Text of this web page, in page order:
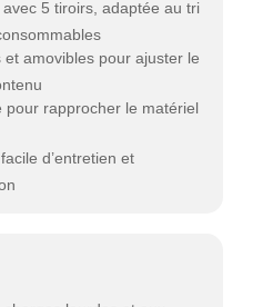
5 tiroirs, adaptée au tri
et amovibles pour ajuster le
pour rapprocher le matériel
d’entretien et